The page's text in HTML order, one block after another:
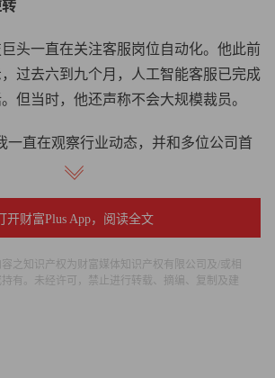
头一直在关注客服岗位自动化。他此前
过去六到九个月，人工智能客服已完成
但当时，他还声称不会大规模裁员。
一直在观察行业动态，并和多位公司首
们大规模裁员时究竟用了哪些人工智能
有的很多技术依然建立在语言模型之
的重点是人机协作。”
开财富Plus App，阅读全文
容之知识产权为财富媒体知识产权有限公司及/或相
有。未经许可，禁止进行转载、摘编、复制及建